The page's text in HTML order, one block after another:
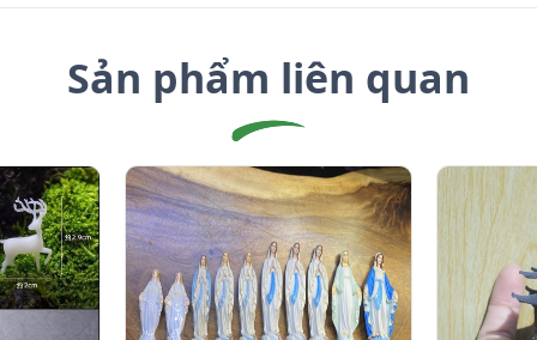
Sản phẩm liên quan